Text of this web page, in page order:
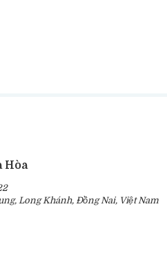
Hòa
Long Khánh, Đồng Nai, Việt Nam